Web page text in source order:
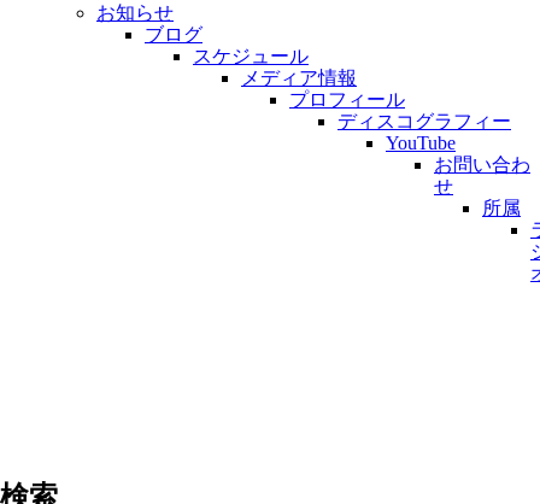
お知らせ
ブログ
スケジュール
メディア情報
プロフィール
ディスコグラフィー
YouTube
お問い合わ
せ
所属
検索